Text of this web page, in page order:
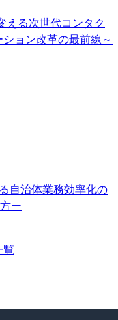
える次世代コンタク
ョン改革の最前線～
自治体業務効率化の
ー
覧